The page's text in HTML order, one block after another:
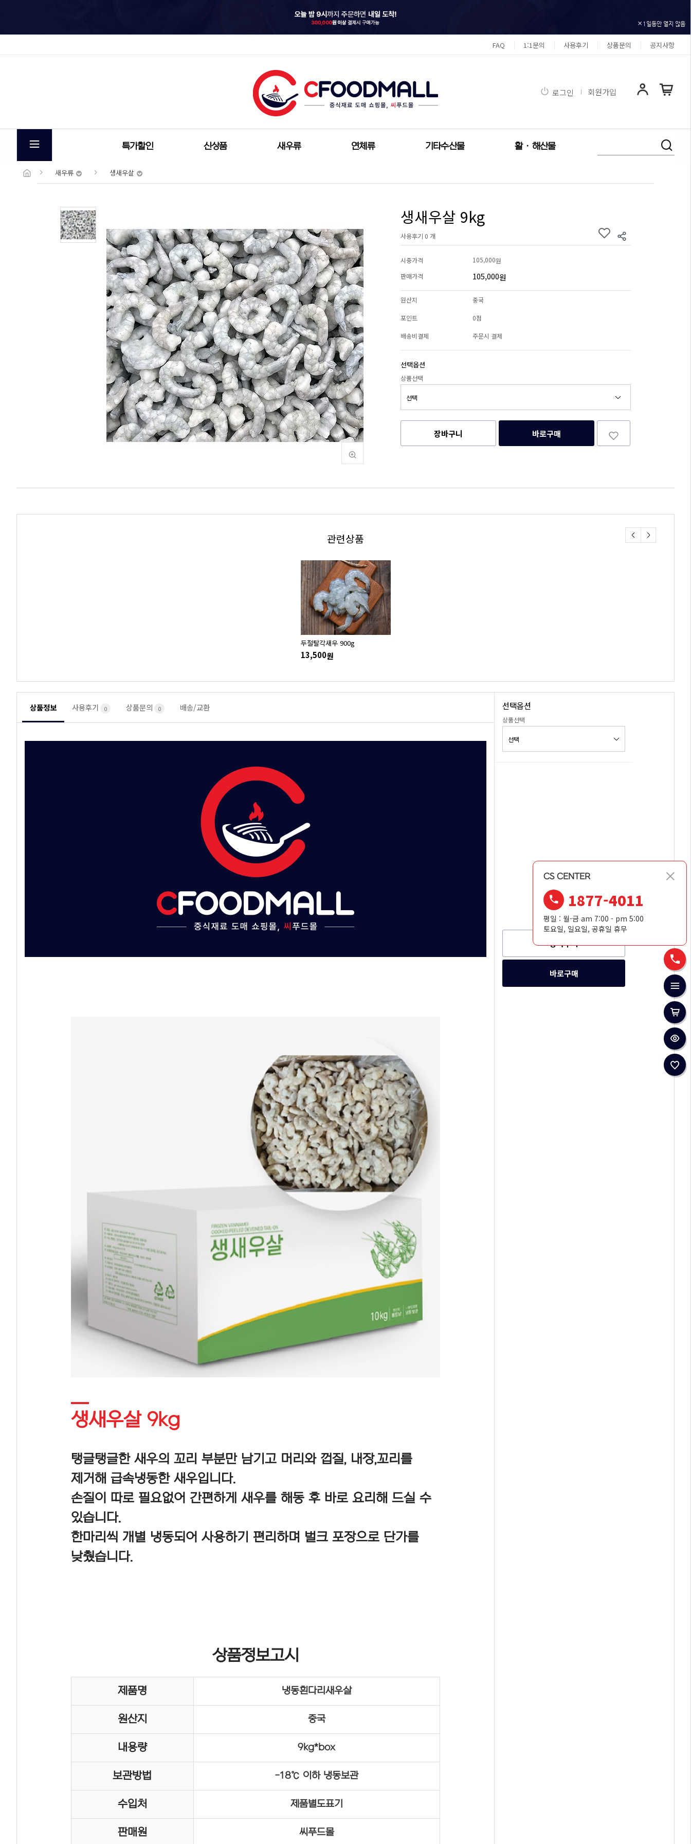
1일동안 열지 않음
FAQ 1:1문의 사용후기 상품문의 공지사항
로그인 회원가입
특가할인 신상품 새우류 연체류 기타수산물 활 · 해산물
CS CENTER
1877-4011
평일 : 월-금 am 7:00 - pm 5:00
토요일, 일요일, 공휴일 휴무
새우류 생새우살
생새우살 9kg
사용후기 0 개
시중가격 105,000원
판매가격
105,000원
원산지 중국
포인트 0점
배송비결제 주문시 결제
선택옵션
상품선택
장바구니 바로구매
관련상품
두절탈각새우 900g
13,500원
상품정보 사용후기 0 상품문의 0 배송/교환
생새우살 9kg
탱글탱글한 새우의 꼬리 부분만 남기고 머리와 껍질, 내장,꼬리를
제거해 급속냉동한 새우입니다.
손질이 따로 필요없어 간편하게 새우를 해동 후 바로 요리해 드실 수
있습니다.
한마리씩 개별 냉동되어 사용하기 편리하며 벌크 포장으로 단가를
낮췄습니다.
상품정보고시
제품명 냉동흰다리새우살
원산지 중국
내용량 9kg*box
보관방법 -18℃ 이하 냉동보관
수입처 제품별도표기
판매원 씨푸드몰
선택옵션
상품선택
장바구니
바로구매